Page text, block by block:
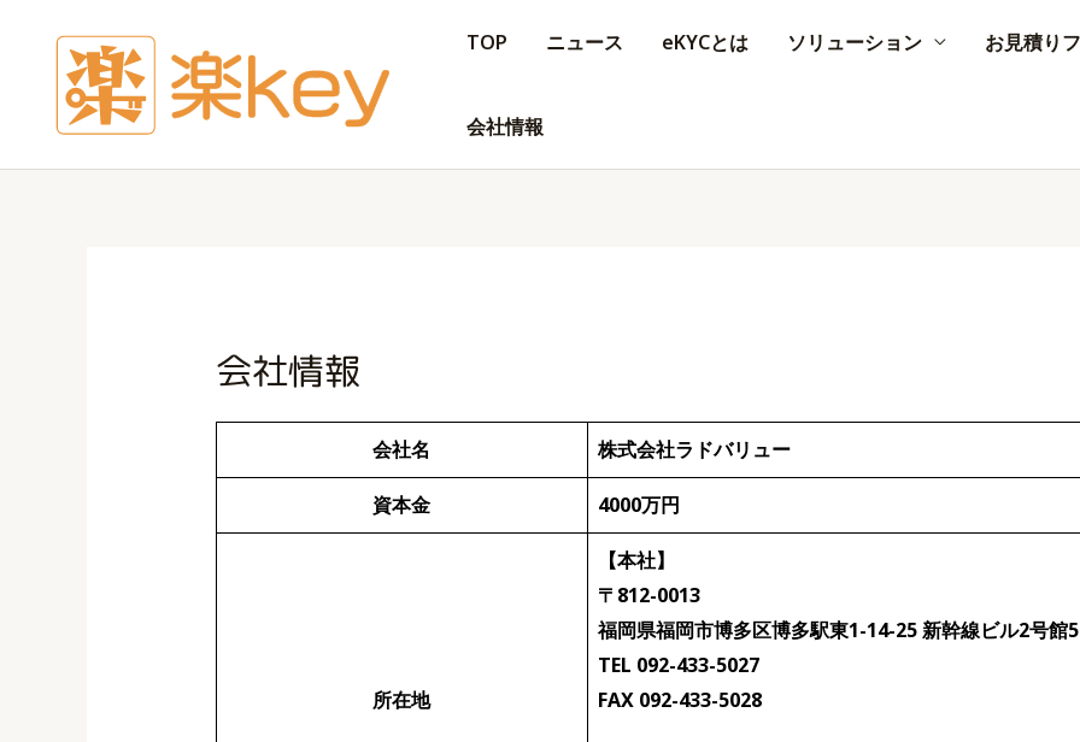
TOP ニュース eKYCとは ソリューション お見積り
会社情報
会社情報
会社名 株式会社ラドバリュー
資本金 4000万円
所在地
【本社】
〒812-0013
福岡県福岡市博多区博多駅東1-14-25 新幹線ビル2号館
TEL 092-433-5027
FAX 092-433-5028